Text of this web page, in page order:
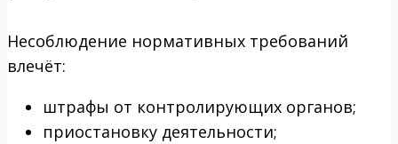
Несоблюдение нормативных требований
влечёт:
штрафы от контролирующих органов;
приостановку деятельности;